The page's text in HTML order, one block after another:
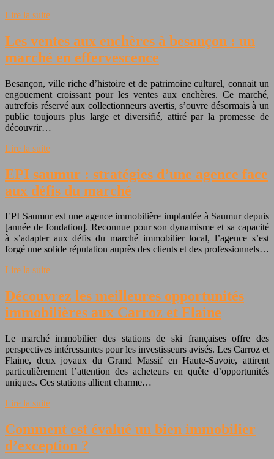
Lire la suite
Les ventes aux enchères à besançon : un
marché en effervescence
Besançon, ville riche d’histoire et de patrimoine culturel, connait un
engouement croissant pour les ventes aux enchères. Ce marché,
autrefois réservé aux collectionneurs avertis, s’ouvre désormais à un
public toujours plus large et diversifié, attiré par la promesse de
découvrir…
Lire la suite
EPI saumur : stratégies d’une agence face
aux défis du marché
EPI Saumur est une agence immobilière implantée à Saumur depuis
[année de fondation]. Reconnue pour son dynamisme et sa capacité
à s’adapter aux défis du marché immobilier local, l’agence s’est
forgé une solide réputation auprès des clients et des professionnels…
Lire la suite
Découvrez les meilleures opportunités
immobilières aux Carroz et Flaine
Le marché immobilier des stations de ski françaises offre des
perspectives intéressantes pour les investisseurs avisés. Les Carroz et
Flaine, deux joyaux du Grand Massif en Haute-Savoie, attirent
particulièrement l’attention des acheteurs en quête d’opportunités
uniques. Ces stations allient charme…
Lire la suite
Comment est évalué un bien immobilier
d’exception ?